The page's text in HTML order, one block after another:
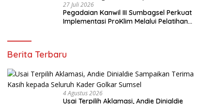
27 Juli 2026
Pegadaian Kanwil III Sumbagsel Perkuat
Implementasi ProKlim Melalui Pelatihan
Berita Terbaru
4 Agustus 2026
Usai Terpilih Aklamasi, Andie Dinialdie